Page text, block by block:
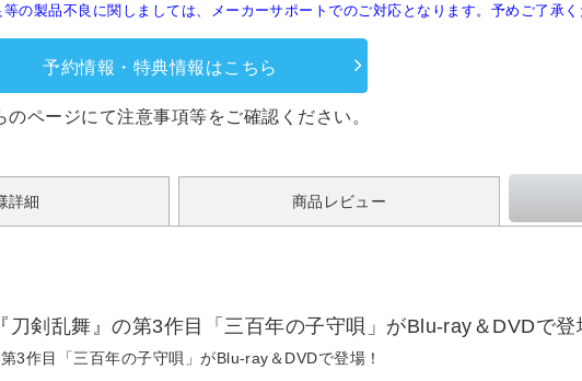
製品不良に関しましては、メーカーサポートでのご対応となります。予めご了承く
予約情報・特典情報はこちら
のページにて注意事項等をご確認ください。
詳細 商品レビュー
剣乱舞』の第3作目「三百年の子守唄」がBlu-ray＆DVDで登
3作目「三百年の子守唄」がBlu-ray＆DVDで登場！